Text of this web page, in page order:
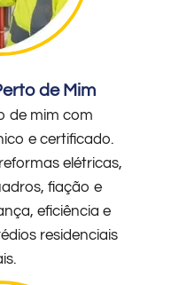
de Mim
de mim com
e certificado.
elétricas,
fiação e
eficiência e
residenciais